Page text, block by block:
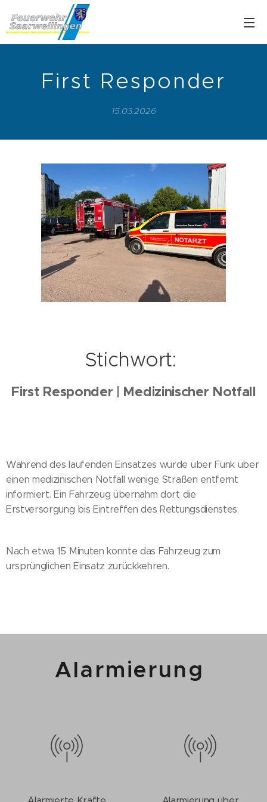
First Responder
15.03.2026
Stichwort:
First Responder | Medizinischer Notfall
Während des laufenden Einsatzes wurde über Funk über
einen medizinischen Notfall wenige Straßen entfernt
informiert. Ein Fahrzeug übernahm dort die
Erstversorgung bis Eintreffen des Rettungsdienstes.
Nach etwa 15 Minuten konnte das Fahrzeug zum
ursprünglichen Einsatz zurückkehren.
Alarmierung